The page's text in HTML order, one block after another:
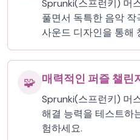
Sprunki(스프런키) 머
풀면서 독특한 음악
사운드 디자인을 통해
🧩 매력적인 퍼즐 챌린
Sprunki(스프런키) 머
해결 능력을 테스트하
험하세요.